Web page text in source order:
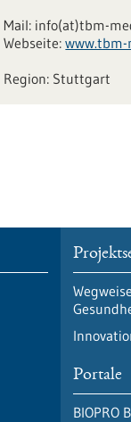
Mail: info(at)tbm-
Webseite:
Stuttgart
Portale
BIOPRO